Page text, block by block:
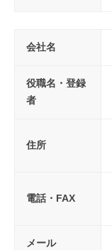
会社名
役職名・登録
者
住所
電話・FAX
メール